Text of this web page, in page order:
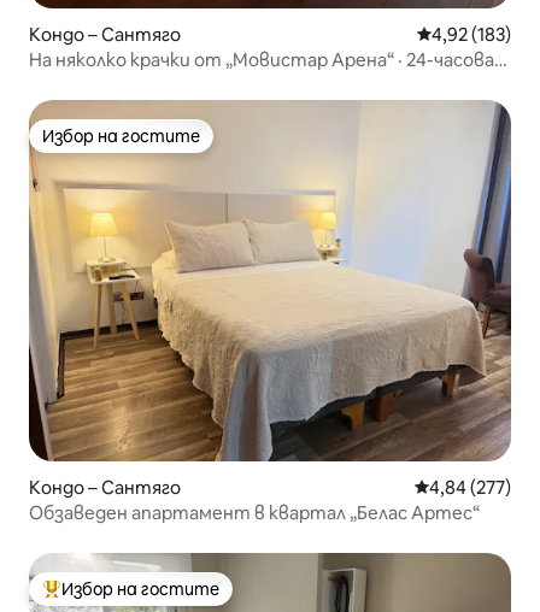
Кондо – Сантяго Средна
4,92 (183)
На няколко крачки от „Мовистар Арена“ · 24-часова
Избор на гостите
Избор на гостите
Кондо – Сантяго Средна
4,84 (277)
Обзаведен апартамент в квартал „Белас Артес“
Най-популярен избор на гостите
Избор на гостите